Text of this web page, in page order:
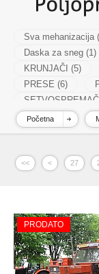
Sva mehanizacija
Daska za sneg (1)
KRUNJAČI (5)
PRESE (6)
VALJCI (8)
Početna
<< < 27
PRODATO